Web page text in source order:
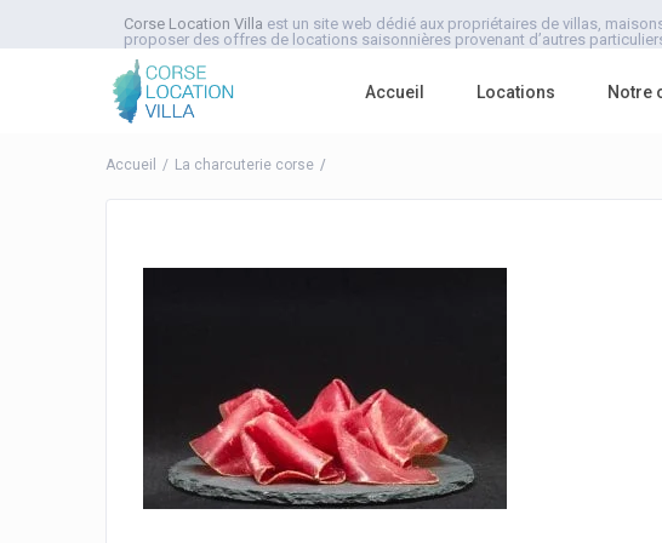
Corse Location Villa est un site web dédié aux propriétaires de villas,
proposer des offres de locations saisonnières provenant d’autres
Accueil Locations Notre
Accueil La charcuterie corse